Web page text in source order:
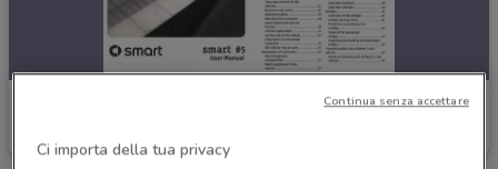
Ci importa della tua privacy
Continua senza accettare